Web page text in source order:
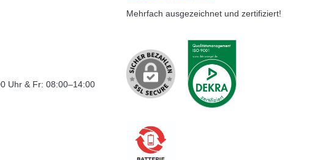
Uhr & Fr: 08:00–14:00
Mehrfach ausgezeichnet und zertifiziert!